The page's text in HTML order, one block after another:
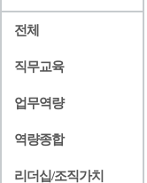
전체
직무교육
업무역량
역량종합
리더십/조직가치